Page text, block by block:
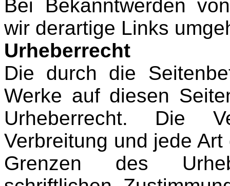
Bei Bekanntwerden
wir derartige Links
Urheberrecht
Die durch die
Werke auf diesen
Urheberrecht. Die
Verbreitung und jede
Grenzen des